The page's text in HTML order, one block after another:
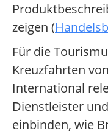
zeigen (
Für die
Kreuzfahrten
International
Dienstleister
einbinden, wie